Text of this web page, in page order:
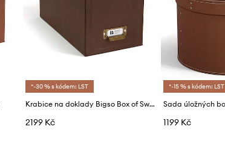
*-30 % s kódem: LST
Krabice na doklady Bigso Box of Sweden Johan 18,5 x 35 x 27 cm
2199 Kč
*-15 % s kódem: LST
1199 Kč